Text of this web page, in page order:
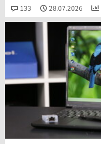
133 Kommentare
28.07.2026